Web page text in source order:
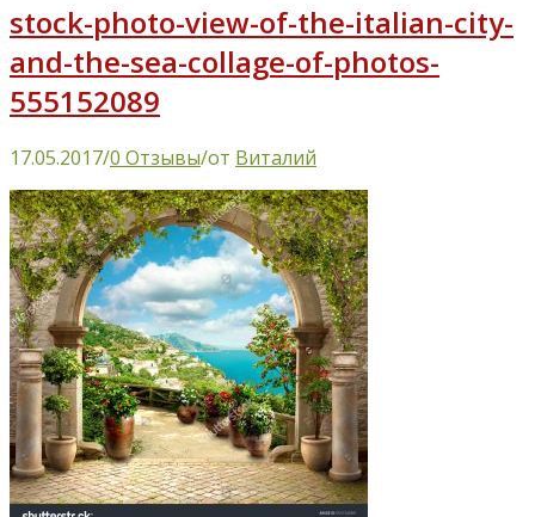
stock-photo-view-of-the-italian-city-
and-the-sea-collage-of-photos-
555152089
17.05.2017/0 Отзывы/от Виталий